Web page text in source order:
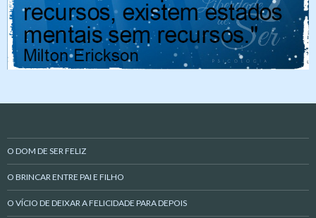
O DOM DE SER FELIZ
O BRINCAR ENTRE PAI E FILHO
O VÍCIO DE DEIXAR A FELICIDADE PARA DEPOIS